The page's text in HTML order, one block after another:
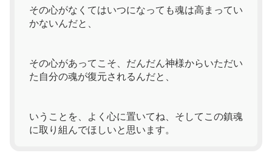
その心がなくてはいつになっても魂は高まってい
かないんだと、
その心があってこそ、だんだん神様からいただい
た自分の魂が復元されるんだと、
いうことを、よく心に置いてね、そしてこの鎮魂
に取り組んでほしいと思います。